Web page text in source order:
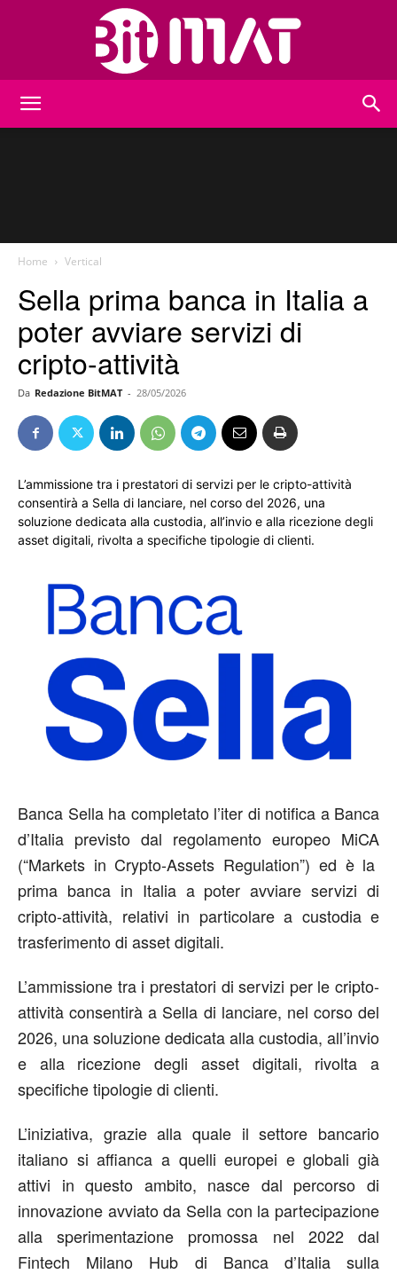
Home Vertical
Sella prima banca in Italia a
poter avviare servizi di
cripto-attività
Da Redazione BitMAT - 28/05/2026
L’ammissione tra i prestatori di servizi per le cripto-attività
consentirà a Sella di lanciare, nel corso del 2026, una
soluzione dedicata alla custodia, all’invio e alla ricezione degli
asset digitali, rivolta a specifiche tipologie di clienti.
Banca Sella ha completato l’iter di notifica a Banca
d’Italia previsto dal regolamento europeo MiCA
(“Markets in Crypto-Assets Regulation”) ed è la
prima banca in Italia a poter avviareservizi di
cripto-attività, relativi in particolare a custodia e
trasferimento di asset digitali.
L’ammissione tra i prestatori di servizi per le cripto-
attività consentirà a Sella di lanciare, nel corso del
2026, una soluzione dedicata alla custodia, all’invio
e alla ricezione degli asset digitali, rivolta a
specifiche tipologiedi clienti.
L’iniziativa, grazie alla quale il settore bancario
italiano si affianca a quelli europei e globali già
attivi in questo ambito, nasce dal percorso di
innovazione avviatoda Sella con la partecipazione
alla sperimentazione promossa nel 2022
dal
Fintech Milano Hub di Banca d’Italia sulla